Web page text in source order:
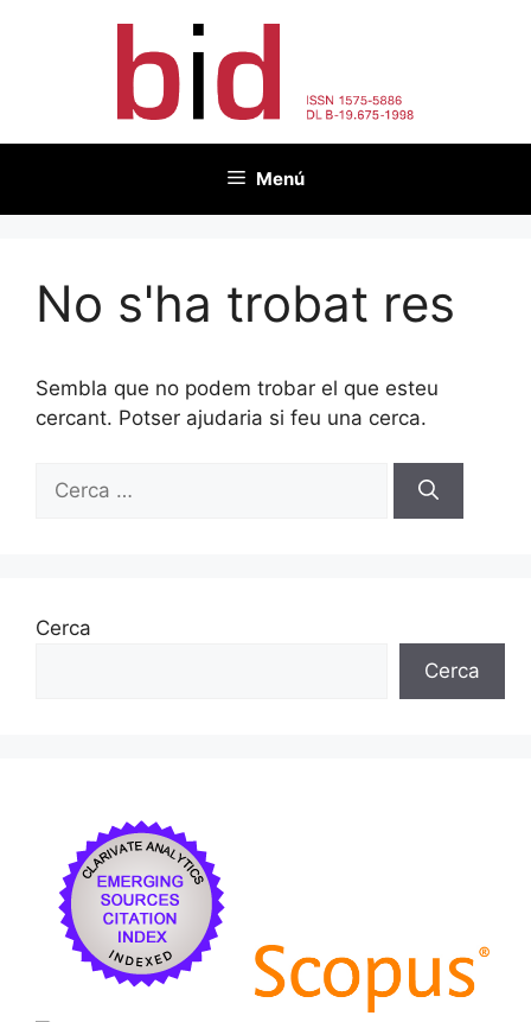
Menú
No s'ha trobat res
Sembla que no podem trobar el que esteu
cercant. Potser ajudaria si feu una cerca.
Cerca:
Cerca
Cerca